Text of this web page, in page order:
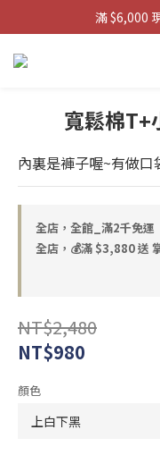
滿
滿 $6,000
滿
寬鬆棉T+
內裏是褲子喔~有做口
全店，全館_滿2千免運
全店，💰滿 $3,880 送
NT$2,480
NT$980
顏色